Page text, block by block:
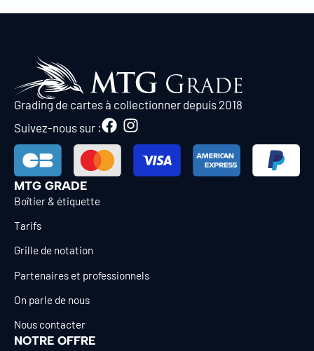
Grading de cartes à collectionner depuis 2018
Suivez-nous sur :
MTG GRADE
Boîtier & étiquette
Tarifs
Grille de notation
Partenaires et professionnels
On parle de nous
Nous contacter
NOTRE OFFRE